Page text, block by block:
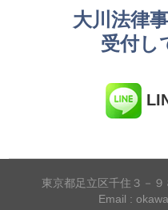
大川法律
受付し
東京都足立区千住３－
Email :